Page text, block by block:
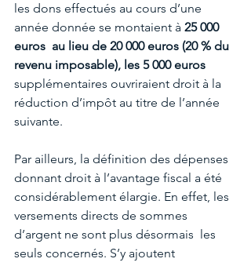
les dons effectués au cours d’une
année donnée se montaient à 25 000
euros  au lieu de 20 000 euros (20 % du
revenu imposable), les 5 000 euros
supplémentaires ouvriraient droit à la
réduction d’impôt au titre de l’année
suivante.
Par ailleurs, la définition des dépenses
donnant droit à l’avantage fiscal a été
considérablement élargie. En effet, les
versements directs de sommes
d’argent ne sont plus désormais  les
seuls concernés. S’y ajoutent